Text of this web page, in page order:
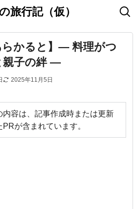
旅行記（仮）
らかると】— 料理がつ
親子の絆 —
2025年11月5日
容は、記事作成時または更新
が含まれています。